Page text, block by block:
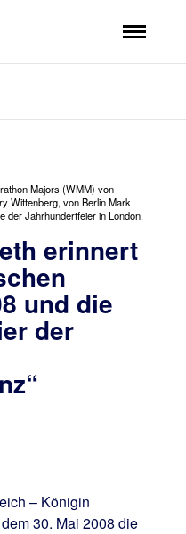
Majors (WMM) von
Wittenberg, von Berlin Mark
der Jahrhundertfeier in London.
erinnert
und die
der
– Königin
30. Mai 2008 die